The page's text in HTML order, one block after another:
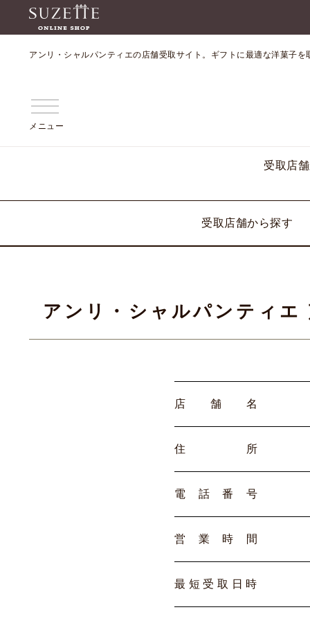
アンリ・シャルパンティエの店舗受取サイト。ギフトに最適な洋菓子を
メニュー
受取店
受取店舗から探す
アンリ・シャルパンティエ
店 舗 名
住 所
電 話 番 号
営 業 時 間
最 短 受 取 日 時